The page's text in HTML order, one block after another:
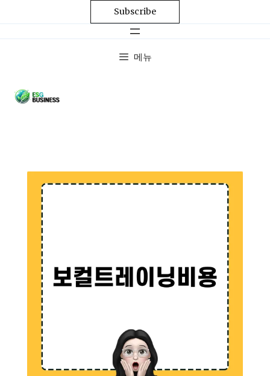
Subscribe
메뉴